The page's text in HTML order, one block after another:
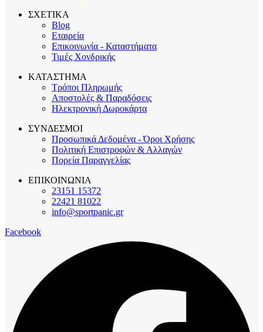
ΣΧΕΤΙΚΑ
Blog
Εταιρεία
Επικοινωνία - Καταστήματα
Τιμές Χονδρικής
ΚΑΤΑΣΤΗΜΑ
Τρόποι Πληρωμής
Αποστολές & Παραδόσεις
Ηλεκτρονική Δωροκάρτα
ΣΥΝΔΕΣΜΟΙ
Προσωπικά Δεδομένα - Όροι Χρήσης
Πολιτική Επιστροφών & Αλλαγών
Πορεία Παραγγελίας
ΕΠΙΚΟΙΝΩΝΙΑ
23151 15372
22421 81022
info@sportpanic.gr
Facebook